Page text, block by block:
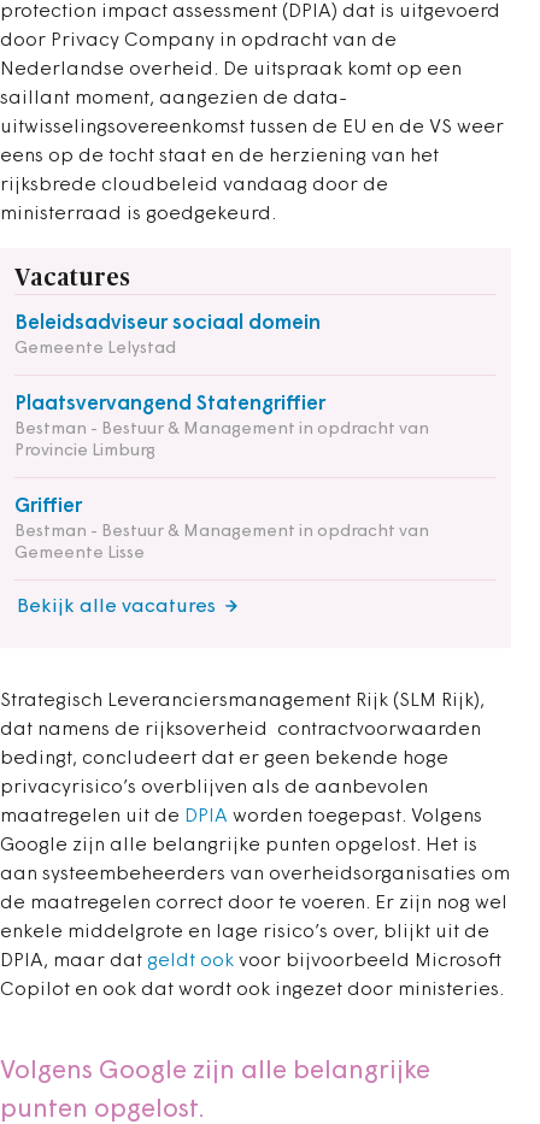
protection impact assessment (DPIA) dat is uitgevoerd
door Privacy Company in opdracht van de
Nederlandse overheid. De uitspraak komt op een
saillant moment, aangezien de data-
uitwisselingsovereenkomst tussen de EU en de VS weer
eens op de tocht staat en de herziening van het
rijksbrede cloudbeleid vandaag door de
ministerraad is goedgekeurd.
Vacatures
Beleidsadviseur sociaal domein
Gemeente Lelystad
Plaatsvervangend Statengriffier
Bestman - Bestuur & Management in opdracht van
Provincie Limburg
Griffier
Bestman - Bestuur & Management in opdracht van
Gemeente Lisse
Bekijk alle vacatures
Strategisch Leveranciersmanagement Rijk (SLM Rijk),
dat namens de rijksoverheid contractvoorwaarden
bedingt, concludeert dat er geen bekende hoge
privacyrisico’s overblijven als de aanbevolen
maatregelen uit de DPIA worden toegepast. Volgens
Google zijn alle belangrijke punten opgelost. Het is
aan systeembeheerders van overheidsorganisaties om
de maatregelen correct door te voeren. Er zijn nog wel
enkele middelgrote en lage risico’s over, blijkt uit de
DPIA, maar dat geldt ook voor bijvoorbeeld Microsoft
Copilot en ook dat wordt ook ingezet door ministeries.
Volgens Google zijn alle belangrijke
punten opgelost.